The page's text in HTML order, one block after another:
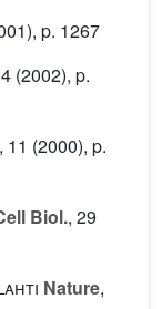
p. 1267
(2002), p.
, 11 (2000), p.
Biol., 29
Nature,